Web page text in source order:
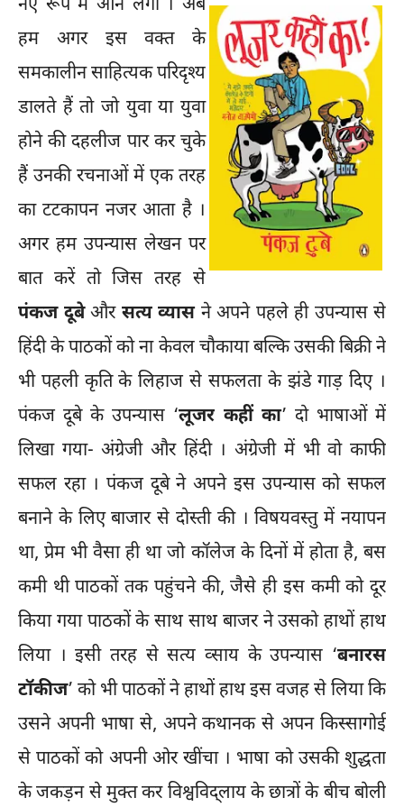
नए रूप में आने लगा । अब
हम अगर इस वक्त के
समकालीन साहित्यक परिदृश्य
डालते हैं तो जो युवा या युवा
होने की दहलीज पार कर चुके
हैं उनकी रचनाओं में एक तरह
का टटकापन नजर आता है ।
अगर हम उपन्यास लेखन पर
बात करें तो जिस तरह से
पंकज दूबेऔर सत्य व्यासने अपने पहले ही उपन्यास से
हिंदी के पाठकों को ना केवल चौकाया बल्कि उसकी बिक्री ने
भी पहली कृति के लिहाज से सफलता के झंडे गाड़ दिए ।
पंकज दूबे के उपन्यास ‘लूजर कहीं का’ दो भाषाओं में
लिखा गया- अंग्रेजी और हिंदी । अंग्रेजी में भी वो काफी
सफल रहा । पंकज दूबे ने अपने इस उपन्यास को सफल
बनाने के लिए बाजार से दोस्ती की । विषयवस्तु में नयापन
था, प्रेम भी वैसा ही था जो कॉलेज के दिनों में होता है, बस
कमी थी पाठकों तक पहुंचने की, जैसे ही इस कमी को दूर
किया गया पाठकों के साथ साथ बाजर ने उसको हाथों हाथ
लिया । इसी तरह से सत्य व्साय के उपन्यास ‘बनारस
टॉकीज’ को भी पाठकों ने हाथों हाथ इस वजह से लिया कि
उसने अपनी भाषा से, अपने कथानक से अपन किस्सागोई
से पाठकों को अपनी ओर खींचा । भाषा को उसकी शुद्धता
के जकड़न से मुक्त कर विश्वविद्लाय के छात्रों के बीच बोली